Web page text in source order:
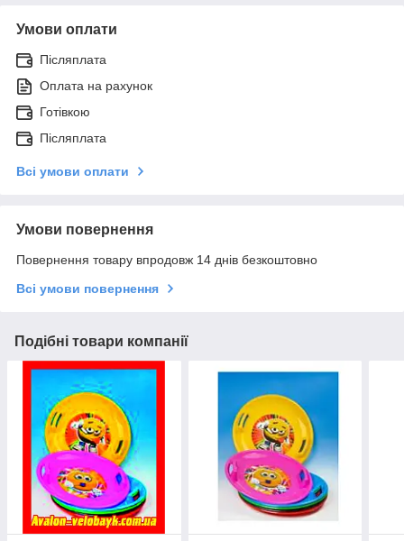
Умови оплати
Післяплата
Оплата на рахунок
Готівкою
Післяплата
Всі умови оплати
Умови повернення
Повернення товару впродовж 14 днів безкоштовно
Всі умови повернення
Подібні товари компанії